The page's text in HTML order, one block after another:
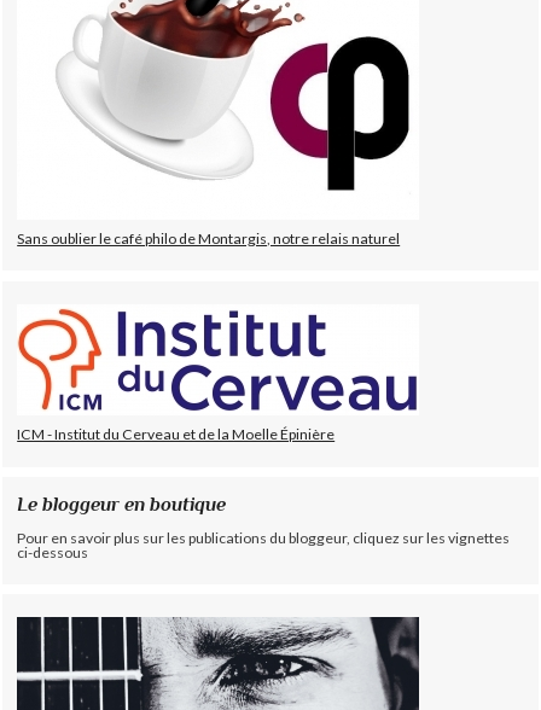
Sans oublier le café philo de Montargis, notre relais naturel
ICM - Institut du Cerveau et de la Moelle Épinière
Le bloggeur en boutique
Pour en savoir plus sur les publications du bloggeur, cliquez sur les vignettes
ci-dessous